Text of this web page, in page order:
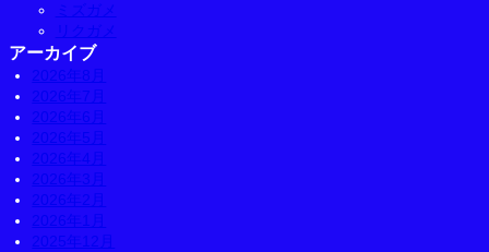
ミズガメ
リクガメ
アーカイブ
2026年8月
2026年7月
2026年6月
2026年5月
2026年4月
2026年3月
2026年2月
2026年1月
2025年12月